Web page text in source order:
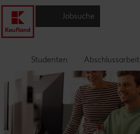
Jobsuche
Studenten Abschlussarbeit